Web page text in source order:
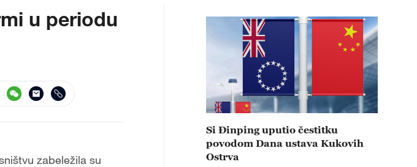
u periodu
zabeležila su
Si Đinping uputio čestitku
povodom Dana ustava Kukovih
Ostrva